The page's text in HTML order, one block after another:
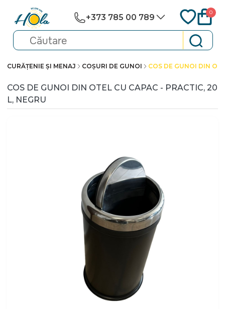
+373 785 00 789
0
CURĂȚENIE ȘI MENAJ COȘURI DE GUNOI COS DE GUNOI DIN
COS DE GUNOI DIN OTEL CU CAPAC - PRACTIC, 20
L, NEGRU